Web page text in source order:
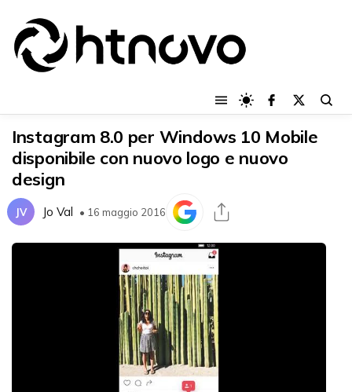
Instagram 8.0 per Windows 10 Mobile
disponibile con nuovo logo e nuovo
design
JV Jo Val • 16 maggio 2016